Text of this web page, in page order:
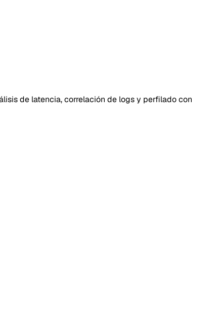
de latencia, correlación de logs y perfilado con